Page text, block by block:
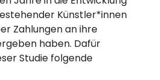
Künstler*innen
Zahlungen an ihre
haben. Dafür
Studie folgende